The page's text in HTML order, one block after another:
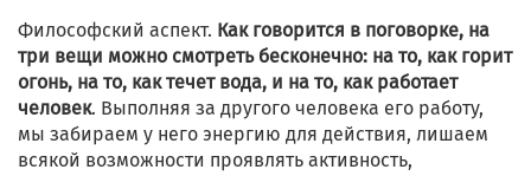
Философский аспект. Как говорится в поговорке, на
три вещи можно смотреть бесконечно: на то, как горит
огонь, на то, как течет вода, и на то, как работает
человек. Выполняя за другого человека его работу,
мы забираем у него энергию для действия, лишаем
всякой возможности проявлять активность,